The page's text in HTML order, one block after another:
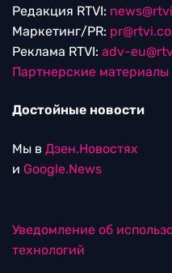
Редакция RTVI:
Маркетинг/PR:
Реклама RTVI: adv-
Партнерские материалы
Достойные новости
Мы в Дзен.Новостях
и Google.News
Уведомление об
технологий